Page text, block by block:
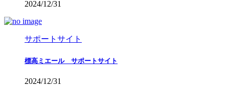
2024/12/31
サポートサイト
標高ミエール サポートサイト
2024/12/31